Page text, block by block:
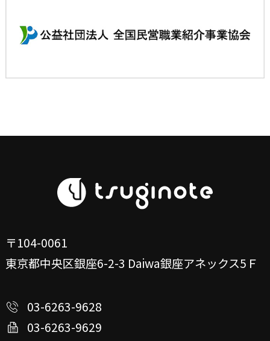
〒104-0061
東京都中央区銀座6-2-3 Daiwa銀座アネックス5Ｆ
03-6263-9628
03-6263-9629